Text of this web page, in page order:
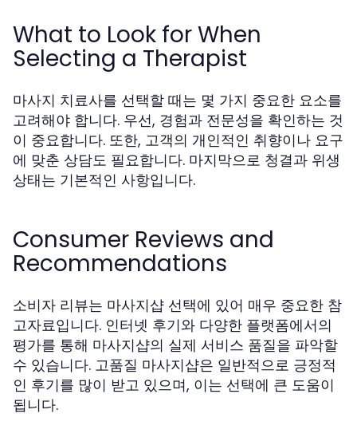
What to Look for When
Selecting a Therapist
마사지 치료사를 선택할 때는 몇 가지 중요한 요소를
고려해야 합니다. 우선, 경험과 전문성을 확인하는 것
이 중요합니다. 또한, 고객의 개인적인 취향이나 요구
에 맞춘 상담도 필요합니다. 마지막으로 청결과 위생
상태는 기본적인 사항입니다.
Consumer Reviews and
Recommendations
소비자 리뷰는 마사지샵 선택에 있어 매우 중요한 참
고자료입니다. 인터넷 후기와 다양한 플랫폼에서의
평가를 통해 마사지샵의 실제 서비스 품질을 파악할
수 있습니다. 고품질 마사지샵은 일반적으로 긍정적
인 후기를 많이 받고 있으며, 이는 선택에 큰 도움이
됩니다.